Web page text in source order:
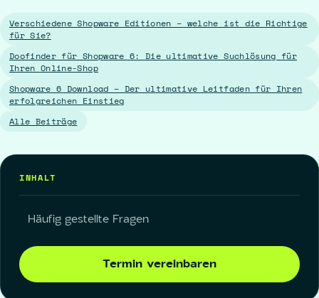
Verschiedene Shopware Editionen – welche ist die Richtige
für Sie?
Doofinder für Shopware 6: Die ultimative Suchlösung für
Ihren Online-Shop
Shopware 6 Download – Der ultimative Leitfaden für Ihren
erfolgreichen Einstieg
Alle Beiträge
INHALT
Häufig gestellte Fragen
Termin vereinbaren